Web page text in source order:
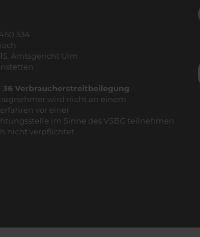
534
Amtsgericht Ulm
36 Verbraucherstreitbeilegung
wird nicht an einem
vor einer
im Sinne des VSBG teilnehmen
nicht verpflichtet.